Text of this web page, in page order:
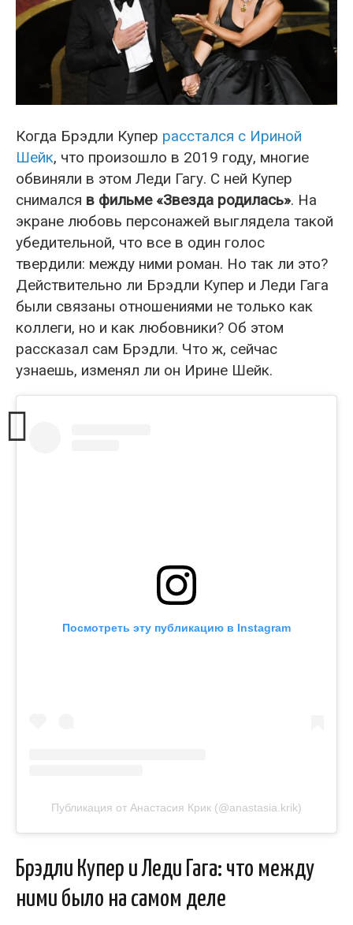
Когда Брэдли Купер расстался с Ириной
Шейк, что произошло в 2019 году, многие
обвиняли в этом Леди Гагу. С ней Купер
снимался в фильме «Звезда родилась». На
экране любовь персонажей выглядела такой
убедительной, что все в один голос
твердили: между ними роман. Но так ли это?
Действительно ли Брэдли Купер и Леди Гага
были связаны отношениями не только как
коллеги, но и как любовники? Об этом
рассказал сам Брэдли. Что ж, сейчас
узнаешь, изменял ли он Ирине Шейк.
Посмотреть эту публикацию в Instagram
Публикация от Анастасия Крик (@anastasia.krik)
Брэдли Купер и Леди Гага: что между
ними было на самом деле